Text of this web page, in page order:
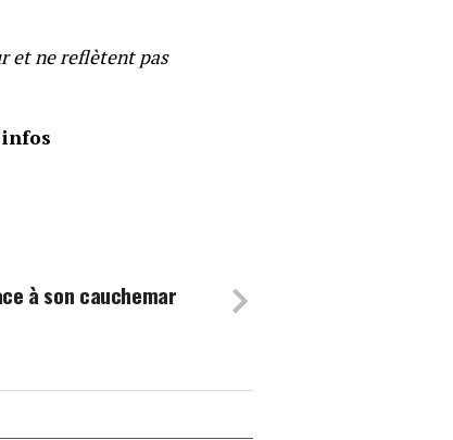
et ne reflètent pas
à son cauchemar